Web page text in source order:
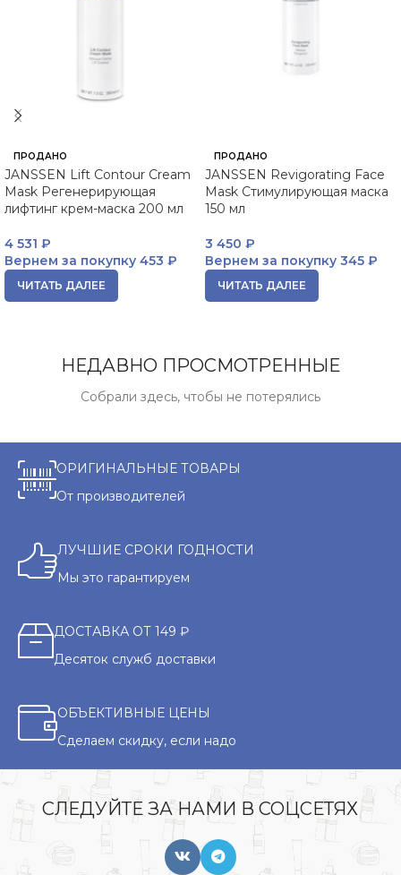
ПРОДАНО
JANSSEN Lift Contour Cream
Mask Регенерирующая
лифтинг крем-маска 200 мл
4 531 ₽
Вернем за покупку 453 ₽
ЧИТАТЬ ДАЛЕЕ
ПРОДАНО
JANSSEN Revigorating Face
Mask Стимулирующая маска
150 мл
3 450 ₽
Вернем за покупку 345 ₽
ЧИТАТЬ ДАЛЕЕ
НЕДАВНО ПРОСМОТРЕННЫЕ
Собрали здесь, чтобы не потерялись
ОРИГИНАЛЬНЫЕ ТОВАРЫ
От производителей
ЛУЧШИЕ СРОКИ ГОДНОСТИ
Мы это гарантируем
ДОСТАВКА ОТ 149 ₽
Десяток служб доставки
ОБЪЕКТИВНЫЕ ЦЕНЫ
Сделаем скидку, если надо
СЛЕДУЙТЕ ЗА НАМИ В СОЦСЕТЯХ